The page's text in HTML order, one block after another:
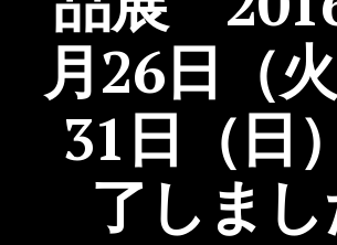
月26日（
31日（日
了しま